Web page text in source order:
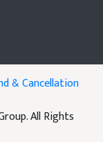
& Cancellation
All Rights